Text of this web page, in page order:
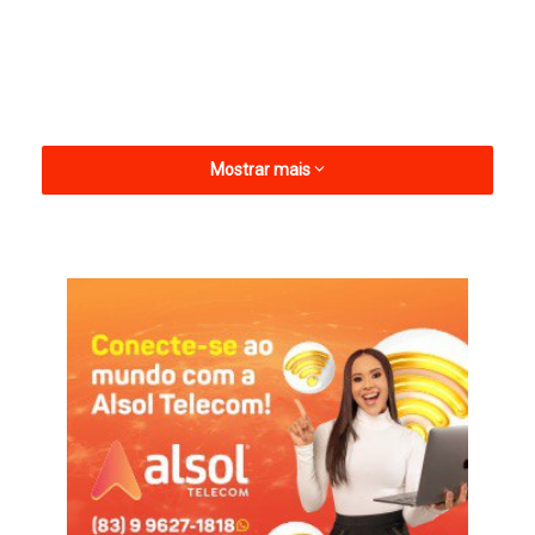
A unidade realizou 29 procedimentos cirúrgicos, 562
atendimentos de urgência, 403 atendimentos ambulatoriais e
14 partos.
Ainda no fim de semana, a unidade realizou 1.721 exames
laboratoriais, atendeu sete vítimas de acidente de trânsito,
quatro vítimas de mordedura de animal, concedeu 33 altas
médicas e segue, nesta quinta-feira (19), com 42 pacientes
Mostrar mais